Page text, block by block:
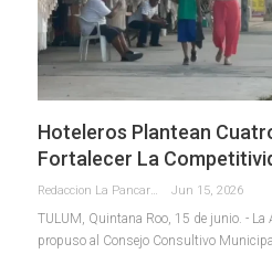
Hoteleros Plantean
Fortalecer La
Redaccion La Pancarta De Quintana Roo Jun 15, 2026
TULUM, Quintana Roo, 15 de junio. -
propuso al Consejo Consultivo